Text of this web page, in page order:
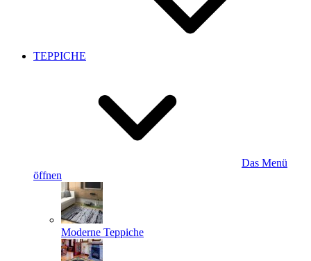
TEPPICHE
Das Menü
öffnen
Moderne Teppiche